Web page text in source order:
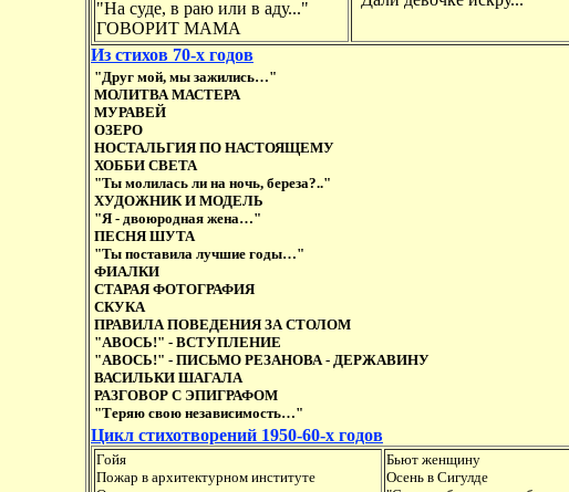
"На суде, в раю или в аду..."
ГОВОРИТ МАМА
Из стихов 70-х годов
"Друг мой, мы зажились…"
МОЛИТВА МАСТЕРА
МУРАВЕЙ
ОЗЕРО
НОСТАЛЬГИЯ ПО НАСТОЯЩЕМУ
ХОББИ СВЕТА
"Ты молилась ли на ночь, береза?.."
ХУДОЖНИК И МОДЕЛЬ
"Я - двоюродная жена…"
ПЕСНЯ ШУТА
"Ты поставила лучшие годы…"
ФИАЛКИ
СТАРАЯ ФОТОГРАФИЯ
СКУКА
ПРАВИЛА ПОВЕДЕНИЯ ЗА СТОЛОМ
"АВОСЬ!" - ВСТУПЛЕНИЕ
"АВОСЬ!" - ПИСЬМО РЕЗАНОВА - ДЕРЖАВИНУ
ВАСИЛЬКИ ШАГАЛА
РАЗГОВОР С ЭПИГРАФОМ
"Теряю свою независимость…"
Цикл стихотворений 1950-60-х годов
Гойя
Пожар в архитектурном институте
Бьют женщину
Осень в Сигулде